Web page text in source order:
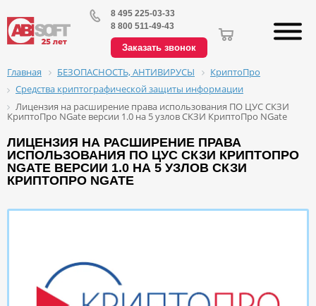
8 495 225-03-33
8 800 511-49-43
Заказать звонок
Главная БЕЗОПАСНОСТЬ, АНТИВИРУСЫ
КриптоПро
Средства криптографической защиты информации
Лицензия на расширение права использования ПО ЦУС СКЗИ
КриптоПро NGate версии 1.0 на 5 узлов СКЗИ КриптоПро NGate
ЛИЦЕНЗИЯ НА РАСШИРЕНИЕ ПРАВА
ИСПОЛЬЗОВАНИЯ ПО ЦУС СКЗИ КРИПТОПРО
NGATE ВЕРСИИ 1.0 НА 5 УЗЛОВ СКЗИ
КРИПТОПРО NGATE